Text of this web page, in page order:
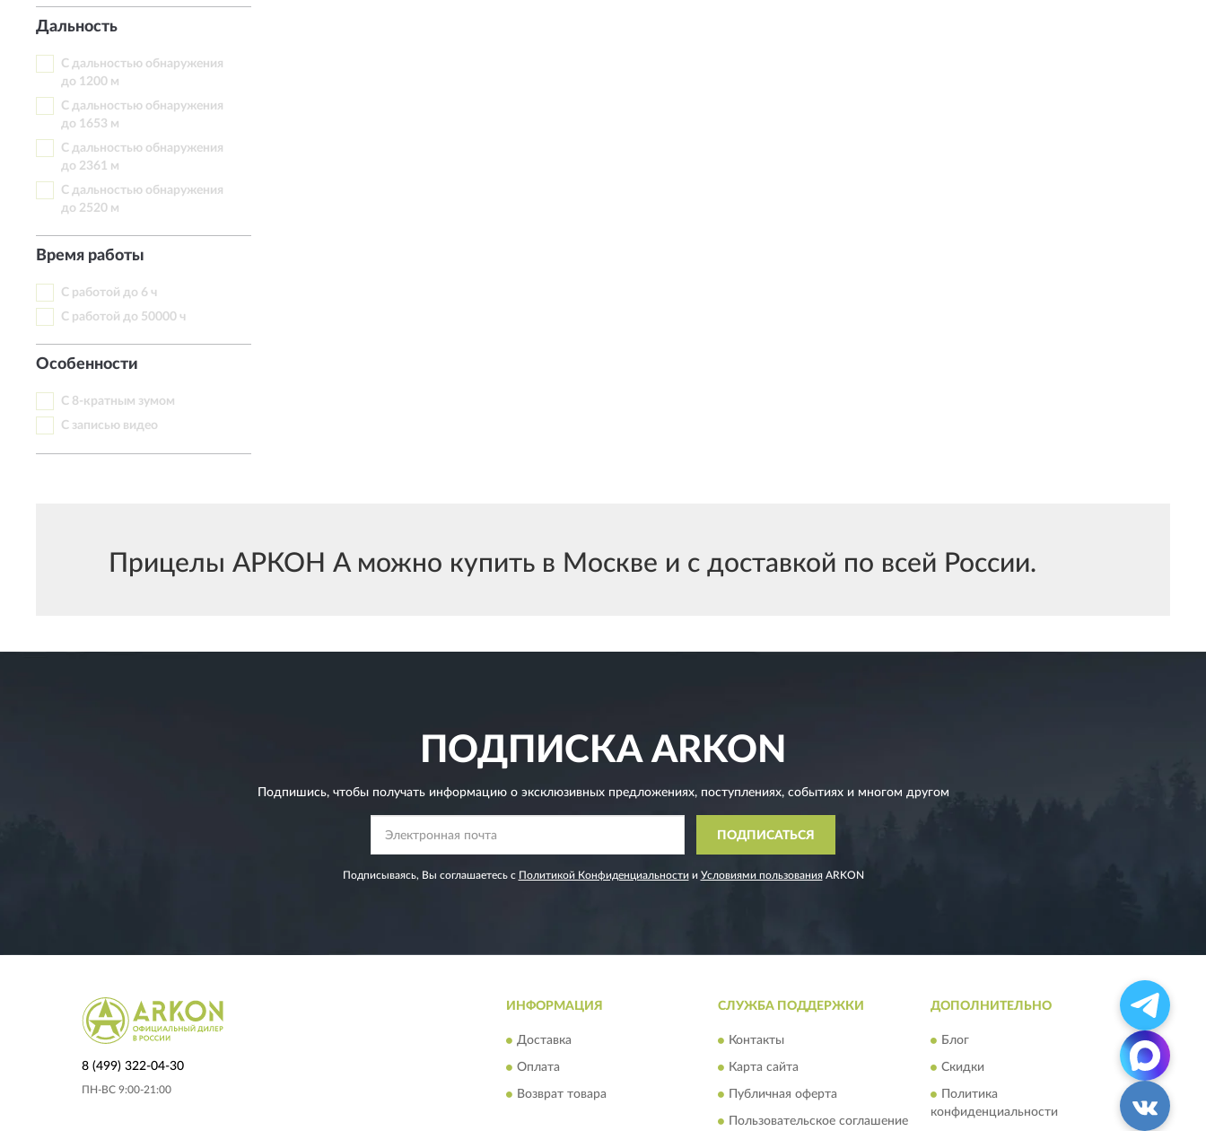
Дальность
С дальностью обнаружения
до 1200 м
С дальностью обнаружения
до 1653 м
С дальностью обнаружения
до 2361 м
С дальностью обнаружения
до 2520 м
Время работы
С работой до 6 ч
С работой до 50000 ч
Особенности
С 8-кратным зумом
С записью видео
Прицелы АРКОН A можно купить в Москве и с доставкой по всей России.
ПОДПИСКАARKON
Подпишись, чтобы получать информацию о эксклюзивных предложениях,поступлениях, событиях и многом другом
ПОДПИСАТЬСЯ
Подписываясь, Вы соглашаетесь с Политикой Конфиденциальности и Условиями пользованияARKON
8 (499) 322-04-30
ПН-ВС 9:00-21:00
ИНФОРМАЦИЯ
Доставка
Оплата
Возврат товара
СЛУЖБА ПОДДЕРЖКИ
Контакты
Карта сайта
Публичная оферта
Пользовательское соглашение
ДОПОЛНИТЕЛЬНО
Блог
Скидки
Политика
конфиденциальности